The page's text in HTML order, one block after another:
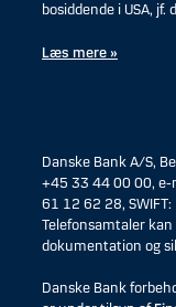
bosiddende i USA,
Læs mere »
Danske Bank A/S,
+45 33 44 00 00, e-
61 12 62 28, SWIFT:
Telefonsamtaler
dokumentation og
Danske Bank